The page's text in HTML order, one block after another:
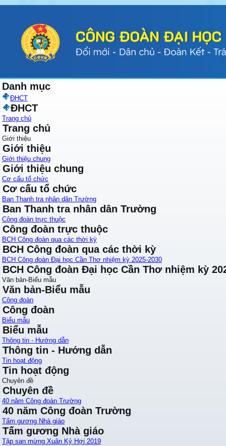
Danh mục
ĐHCT
ĐHCT
Trang chủ
Trang chủ
Giới thiệu
Giới thiệu
Giới thiệu chung
Giới thiệu chung
Cơ cấu tổ chức
Cơ cấu tổ chức
Ban Thanh tra nhân dân Trường
Ban Thanh tra nhân dân Trường
Công đoàn trực thuộc
Công đoàn trực thuộc
BCH Công đoàn qua các thời kỳ
BCH Công đoàn qua các thời kỳ
BCH Công đoàn Đại học Cần Thơ nhiệm kỳ 2025-2030
BCH Công đoàn Đại học Cần Thơ nhiệm kỳ
Văn bản-Biểu mẫu
Văn bản-Biểu mẫu
Công đoàn
Công đoàn
Biểu mẫu
Biểu mẫu
Thông tin - Hướng dẫn
Thông tin - Hướng dẫn
Tin hoạt động
Tin hoạt động
Chuyên đề
Chuyên đề
40 năm Công đoàn Trường
40 năm Công đoàn Trường
Tấm gương Nhà giáo
Tấm gương Nhà giáo
Tập san mừng Xuân Kỷ Hợi 2019